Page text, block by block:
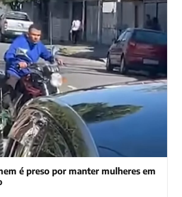
é preso por manter mulheres em